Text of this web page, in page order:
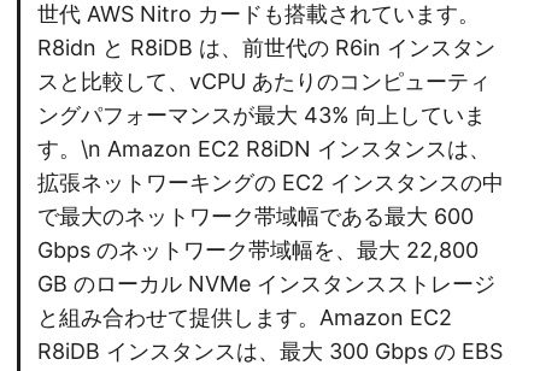
世代 AWS Nitro カードも搭載されています。
R8idn と R8iDB は、前世代の R6in インスタン
スと比較して、vCPU あたりのコンピューティ
ングパフォーマンスが最大 43% 向上していま
す。\n Amazon EC2 R8iDN インスタンスは、
拡張ネットワーキングの EC2 インスタンスの中
で最大のネットワーク帯域幅である最大 600
Gbps のネットワーク帯域幅を、最大 22,800
GB のローカル NVMe インスタンスストレージ
と組み合わせて提供します。Amazon EC2
R8iDB インスタンスは、最大 300 Gbps の EBS